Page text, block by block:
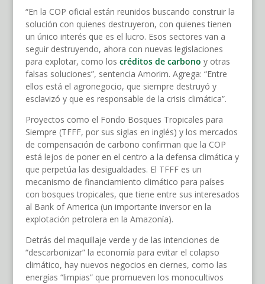
“En la COP oficial están reunidos buscando construir la
solución con quienes destruyeron, con quienes tienen
un único interés que es el lucro. Esos sectores van a
seguir destruyendo, ahora con nuevas legislaciones
para explotar, como los créditos de carbono y otras
falsas soluciones”, sentencia Amorim. Agrega: “Entre
ellos está el agronegocio, que siempre destruyó y
esclavizó y que es responsable de la crisis climática”.
Proyectos como el Fondo Bosques Tropicales para
Siempre (TFFF, por sus siglas en inglés) y los mercados
de compensación de carbono confirman que la COP
está lejos de poner en el centro a la defensa climática y
que perpetúa las desigualdades. El TFFF es un
mecanismo de financiamiento climático para países
con bosques tropicales, que tiene entre sus interesados
al Bank of America (un importante inversor en la
explotación petrolera en la Amazonía).
Detrás del maquillaje verde y de las intenciones de
“descarbonizar” la economía para evitar el colapso
climático, hay nuevos negocios en ciernes, como las
energías “limpias” que promueven los monocultivos